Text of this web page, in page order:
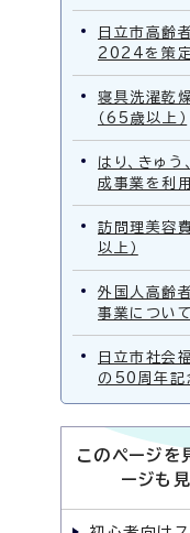
日立市高齢
2024を策定
寝具洗濯乾
（65歳以上）
はり、きゅう
成事業を利
訪問理美容
以上）
外国人高齢
事業につい
日立市社会
の50周年記
このページを
ージも